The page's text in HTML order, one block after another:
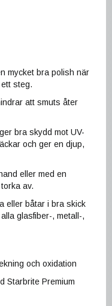
mycket bra polish när
steg.
att smuts åter
bra skydd mot UV-
och ger en djup,
eller med en
av.
eller båtar i bra skick
glasfiber-, metall-,
och oxidation
Starbrite Premium